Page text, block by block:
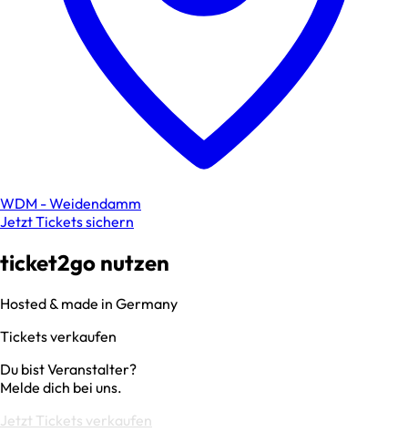
WDM - Weidendamm
Jetzt Tickets sichern
ticket2go nutzen
Hosted & made in Germany
Tickets verkaufen
Du bist Veranstalter?
Melde dich bei uns.
Jetzt Tickets verkaufen